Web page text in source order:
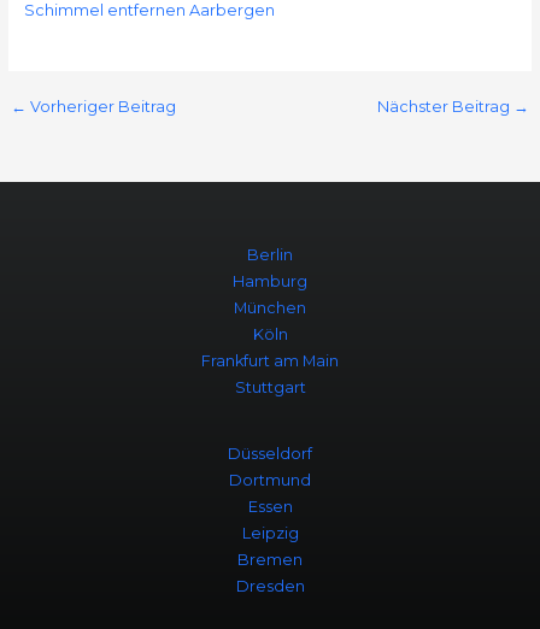
Schimmel entfernen Aarbergen
← Vorheriger Beitrag Nächster Beitrag →
Berlin
Hamburg
München
Köln
Frankfurt am Main
Stuttgart
Düsseldorf
Dortmund
Essen
Leipzig
Bremen
Dresden